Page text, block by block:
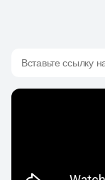
Вставьте ссылку